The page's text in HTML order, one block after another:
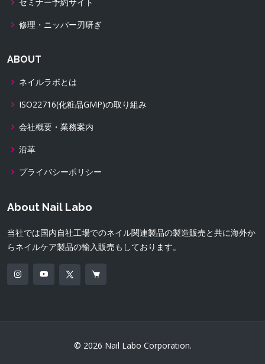
セミナー予約サイト
修理・ニッパー刃研ぎ
ABOUT
ネイルラボとは
ISO22716(化粧品GMP)の取り組み
会社概要・業務案内
沿革
プライバシーポリシー
About Nail Labo
当社では国内自社工場でのネイル関連製品の製造販売と共に海外か
らネイルケア製品の輸入販売もしております。
© 2026 Nail Labo Corporation.